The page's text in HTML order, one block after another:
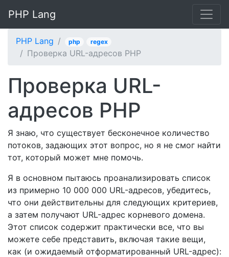
PHP Lang
PHP Lang php regex
Проверка URL-адресов PHP
Проверка URL-
адресов PHP
Я знаю, что существует бесконечное количество
потоков, задающих этот вопрос, но я не смог найти
тот, который может мне помочь.
Я в основном пытаюсь проанализировать список
из примерно 10 000 000 URL-адресов, убедитесь,
что они действительны для следующих критериев,
а затем получают URL-адрес корневого домена.
Этот список содержит практически все, что вы
можете себе представить, включая такие вещи,
как (и ожидаемый отформатированный URL-адрес):